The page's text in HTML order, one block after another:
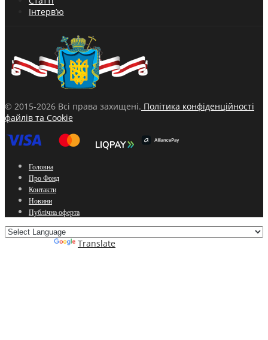
Інтерв’ю
© 2015-2026 Всі права захищені. Політика конфіденційності
файлів та Cookie
Головна
Про Фонд
Контакти
Новини
Публічна оферта
Translate